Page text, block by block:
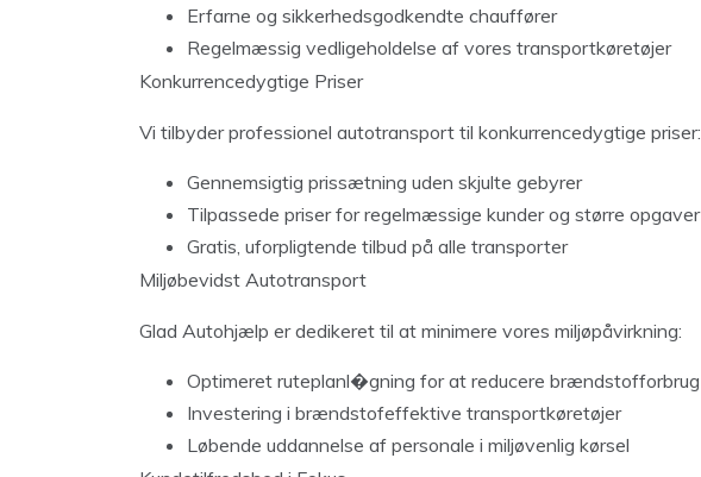
Erfarne og sikkerhedsgodkendte chauffører
Regelmæssig vedligeholdelse af vores transportkøretøjer
Konkurrencedygtige Priser
Vi tilbyder professionel autotransport til konkurrencedygtige priser:
Gennemsigtig prissætning uden skjulte gebyrer
Tilpassede priser for regelmæssige kunder og større opgaver
Gratis, uforpligtende tilbud på alle transporter
Miljøbevidst Autotransport
Glad Autohjælp er dedikeret til at minimere vores miljøpåvirkning:
Optimeret ruteplanl�gning for at reducere brændstofforbrug
Investering i brændstofeffektive transportkøretøjer
Løbende uddannelse af personale i miljøvenlig kørsel